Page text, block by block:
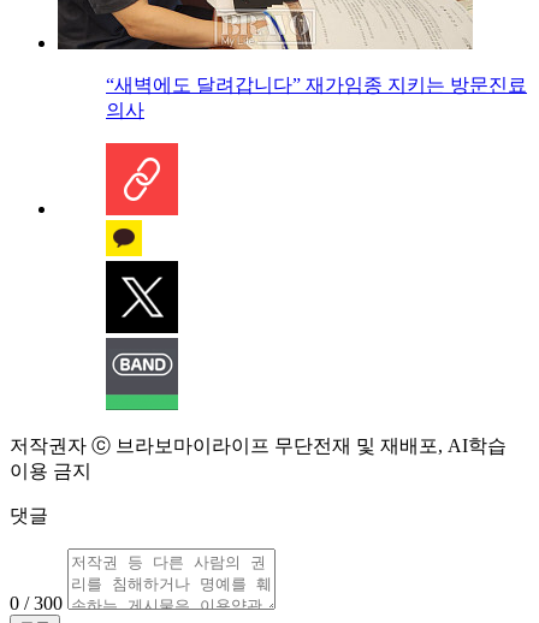
“새벽에도 달려갑니다” 재가임종 지키는 방문진료
의사
저작권자 ⓒ 브라보마이라이프 무단전재 및 재배포, AI학습
이용 금지
댓글
0 / 300